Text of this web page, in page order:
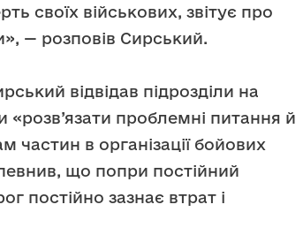
своїх військових, звітує про
— розповів Сирський.
відвідав підрозділи на
проблемні питання й
в організації бойових
що попри постійний
постійно зазнає втрат і